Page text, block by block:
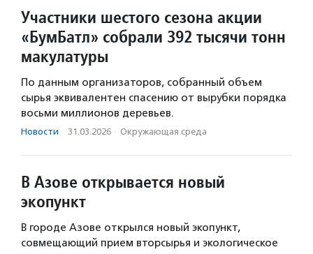
Участники шестого сезона акции
«БумБатл» собрали 392 тысячи тонн
макулатуры
По данным организаторов, собранный объем
сырья эквивалентен спасению от вырубки порядка
восьми миллионов деревьев.
Новости · 31.03.2026 · Окружающая среда
В Азове открывается новый
экопункт
В городе Азове открылся новый экопункт,
совмещающий прием вторсырья и экологическое